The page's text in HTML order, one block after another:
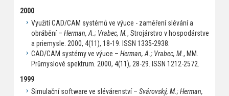
2000
Využití CAD/CAM systémů ve výuce - zaměření slévání a
obrábění – Herman, A.; Vrabec, M., Strojárstvo v hospodárstve
a priemysle. 2000, 4(11), 18-19. ISSN 1335-2938.
CAD/CAM systémy ve výuce – Herman, A.; Vrabec, M., MM.
Průmyslové spektrum. 2000, 4(11), 28-29. ISSN 1212-2572.
1999
Simulační software ve slévárenství – Svárovský, M.; Herman,